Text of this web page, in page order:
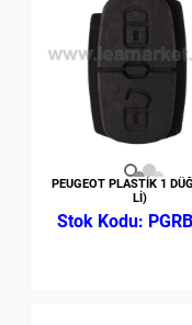
PEUGEOT PLASTİK 1
Lİ)